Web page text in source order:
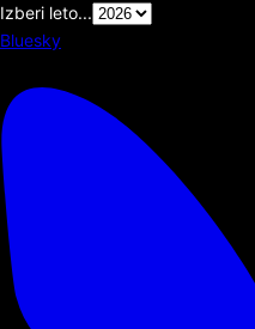
Izberi leto...
Bluesky